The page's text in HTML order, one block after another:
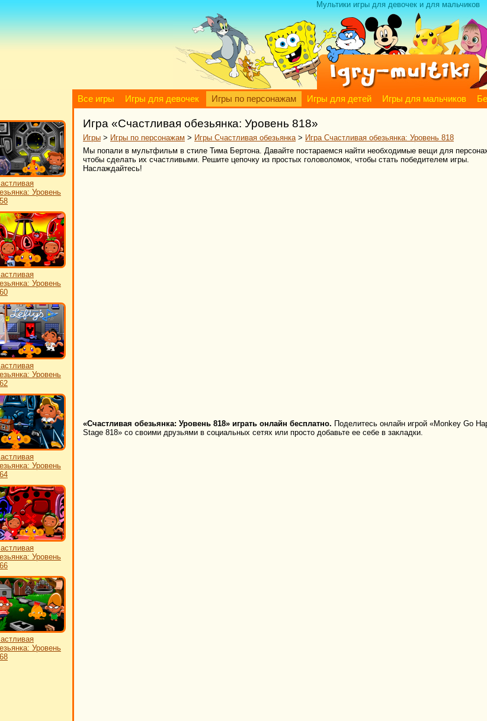
Мультики игры для девочек и для мальчиков
Все игры Игры для девочек Игры по персонажам Игры для детей Игры для мальчиков
Уровень
Уровень
Уровень
Уровень
Уровень
Уровень
Игра «Счастливая обезьянка: Уровень 818»
Игры > Игры по персонажам > Игры Счастливая обезьянка> Игра Счастливая обезьянка: Уровень 818
Мы попали в мультфильм в стиле Тима Бертона. Давайте постараемся найти необходимые вещи для
чтобы сделать их счастливыми. Решите цепочку из простых головоломок, чтобы стать победителем игры.
Наслаждайтесь!
«Счастливая обезьянка: Уровень 818» играть онлайн бесплатно. Поделитесь онлайн игрой «Monkey Go
Stage 818» со своими друзьями в социальных сетях или просто добавьте ее себе в закладки.